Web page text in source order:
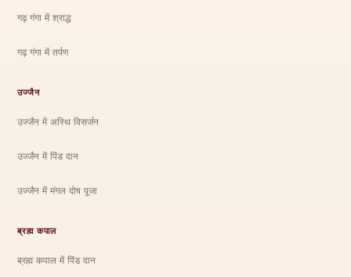
गढ़ गंगा में श्राद्ध
गढ़ गंगा में तर्पण
उज्जैन
उज्जैन में अस्थि विसर्जन
उज्जैन में पिंड दान
उज्जैन में मंगल दोष पूजा
ब्रह्म कपाल
ब्रह्म कपाल में पिंड दान